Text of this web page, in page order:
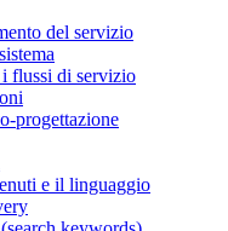
del servizio
i flussi di servizio
progettazione
e il linguaggio